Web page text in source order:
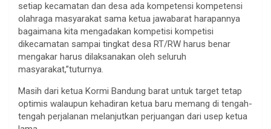
setiap kecamatan dan desa ada kompetensi kompetensi
olahraga masyarakat sama ketua jawabarat harapannya
bagaimana kita mengadakan kompetisi kompetisi
dikecamatan sampai tingkat desa RT/RW harus benar
mengakar harus dilaksanakan oleh seluruh
masyarakat,”tuturnya.
Masih dari ketua Kormi Bandung barat untuk target tetap
optimis walaupun kehadiran ketua baru memang di tengah-
tengah perjalanan melanjutkan perjuangan dari usep ketua